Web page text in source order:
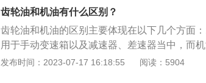
C，代表中极压齿轮油，一般用在机器设备的变
箱。该系列润滑油的特点是承载能力和抗擦伤
异，粘附性良好，不含溶剂、沥青、重金属和氯
齿轮油和机油有什么区别？
齿轮油和机油的区别主要体现在以下几个方面
用于手动变速箱以及减速器、差速器当中，而
车轮的啮合都是线接触，所以要求齿轮油拥有
发布时间：2023-07-17 16:18:55 阅读：5904